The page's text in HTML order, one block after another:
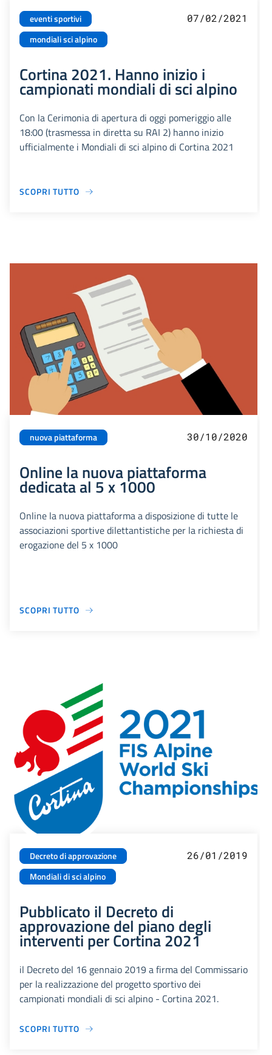
eventi sportivi
mondiali sci alpino
07/02/2021
Cortina 2021. Hanno inizio i
campionati mondiali di sci alpino
Con la Cerimonia di apertura di oggi pomeriggio alle
18:00 (trasmessa in diretta su RAI 2) hanno inizio
ufficialmente i Mondiali di sci alpino di Cortina 2021
SCOPRI TUTTO
nuova piattaforma 30/10/2020
Online la nuova piattaforma
dedicata al 5 x 1000
Online la nuova piattaforma a disposizione di tutte le
associazioni sportive dilettantistiche per la richiesta di
erogazione del 5 x 1000
SCOPRI TUTTO
Decreto di approvazione
Mondiali di sci alpino
26/01/2019
Pubblicato il Decreto di
approvazione del piano degli
interventi per Cortina 2021
il Decreto del 16 gennaio 2019 a firma del Commissario
per la realizzazione del progetto sportivo dei
campionati mondiali di sci alpino - Cortina 2021.
SCOPRI TUTTO